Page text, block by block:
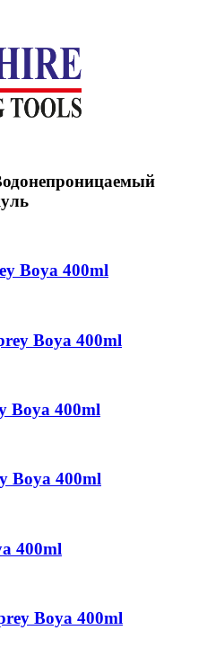
Boya 400ml
Boya 400ml
Boya 400ml
Boya 400ml
400ml
Boya 400ml